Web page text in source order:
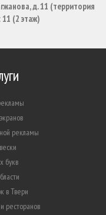
д. 11 (территория
(2 этаж)
рекламы
букв
в Твери
ресторанов